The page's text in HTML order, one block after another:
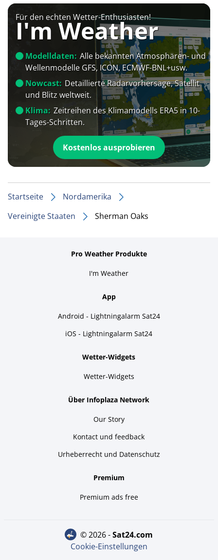
Für den echten Wetter-Enthusiasten!
I'm Weather
Modelldaten: Alle bekannten Atmosphären- und
Wellenmodelle GFS, ICON, ECMWF-BNL+usw.
Nowcast: Detaillierte Radarvorhersage, Satellit
und Blitz weltweit.
Klima: Zeitreihen des Klimamodells ERA5 in 10-
Tages-Schritten.
Kostenlos ausprobieren
Startseite
Nordamerika
Vereinigte Staaten
Sherman Oaks
Pro Weather Produkte
I'm Weather
App
Android - Lightningalarm Sat24
iOS - Lightningalarm Sat24
Wetter-Widgets
Wetter-Widgets
Über Infoplaza Network
Our Story
Kontact und feedback
Urheberrecht und Datenschutz
Premium
Premium ads free
© 2026 - sat24.com
Cookie-Einstellungen